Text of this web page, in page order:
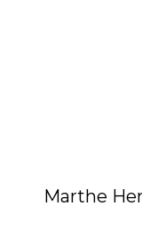
Marthe